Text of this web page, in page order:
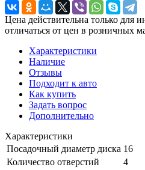
Цена действительна только для
отличаться от цен в розничных
Характеристики
Наличие
Отзывы
Подходит к авто
Как купить
Задать вопрос
Дополнительно
Характеристики
Посадочный диаметр диска 16
Количество отверстий
4